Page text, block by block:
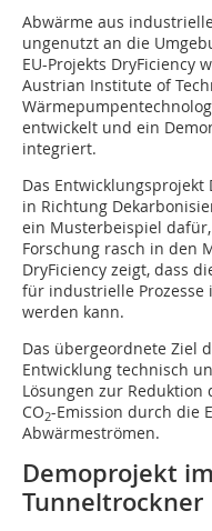
Abwärme aus
ungenutzt an die
EU-Projekts DryFiciency
Austrian Institute of
entwickelt und ein
integriert.
Das
in Richtung
ein Musterbeispiel
Forschung rasch in den
DryFiciency zeigt, dass
für industrielle
werden kann.
Das übergeordnete Ziel
Entwicklung technisch
Lösungen zur
CO2-Emission durch die
Abwärmeströmen.
Demoprojekt
Tunneltrockner